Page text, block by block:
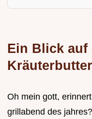
Ein Blick auf
Kräuterbutter
Oh mein gott,
grillabend des